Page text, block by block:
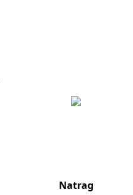
Natrag